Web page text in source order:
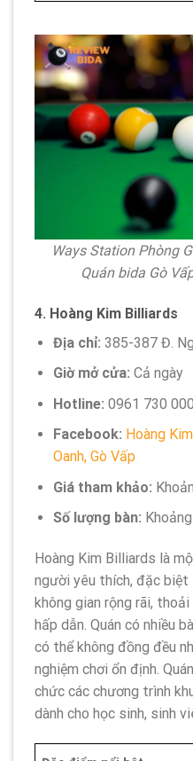
Ways Station Phòng
Quán bida Gò
4. Hoàng Kim Billiards
Địa chỉ: 385-387 Đ.
Giờ mở cửa: Cả ngày
Hotline: 0961 730 000
Facebook: Hoàng
Oanh, Gò Vấp
Giá tham khảo:
Số lượng bàn:
Hoàng Kim Billiards là
người yêu thích, đặc biệt
không gian rộng rãi,
hấp dẫn. Quán có nhiều
có thể không đồng đều
nghiệm chơi ổn định.
chức các chương trình
dành cho học sinh, sinh